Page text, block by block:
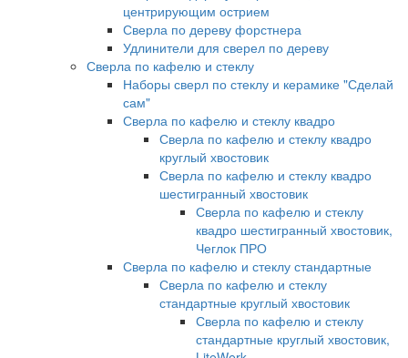
центрирующим острием
Сверла по дереву форстнера
Удлинители для сверел по дереву
Сверла по кафелю и стеклу
Наборы сверл по стеклу и керамике "Сделай
сам"
Сверла по кафелю и стеклу квадро
Сверла по кафелю и стеклу квадро
круглый хвостовик
Сверла по кафелю и стеклу квадро
шестигранный хвостовик
Сверла по кафелю и стеклу
квадро шестигранный хвостовик,
Чеглок ПРО
Сверла по кафелю и стеклу стандартные
Сверла по кафелю и стеклу
стандартные круглый хвостовик
Сверла по кафелю и стеклу
стандартные круглый хвостовик,